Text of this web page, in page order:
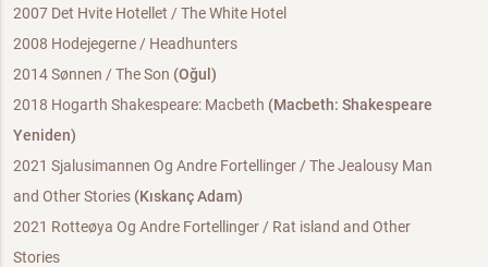
2007 Det Hvite Hotellet / The White Hotel
2008 Hodejegerne / Headhunters
2014 Sønnen / The Son (Oğul)
2018 Hogarth Shakespeare: Macbeth (Macbeth: Shakespeare
Yeniden)
2021 Sjalusimannen Og Andre Fortellinger / The Jealousy Man
and Other Stories (Kıskanç Adam)
2021 Rotteøya Og Andre Fortellinger / Rat island and Other
Stories